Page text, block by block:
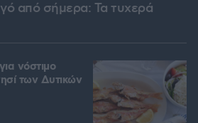
από σήμερα: Τα τυχερά
νόστιμο
των Δυτικών